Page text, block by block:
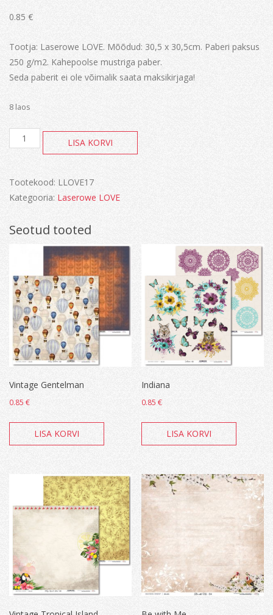
0.85 €
Tootja: Laserowe LOVE. Mõõdud: 30,5 x 30,5cm. Paberi paksus
250 g/m2. Kahepoolse mustriga paber.
Seda paberit ei ole võimalik saata maksikirjaga!
8 laos
Vintage
Tropical
LISA KORVI
Tootekood: LLOVE17
Kategooria: Laserowe LOVE
Seotud tooted
Vintage Gentelman
0.85 €
LISA KORVI
Indiana
0.85€
LISA KORVI